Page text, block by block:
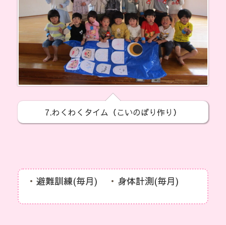
7.わくわくタイム（こいのぼり作り）
避難訓練(毎月) 身体計測(毎月)